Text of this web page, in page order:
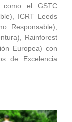
como el GSTC
ICRT Leeds
Responsable),
Rainforest
Europea) con
de Excelencia